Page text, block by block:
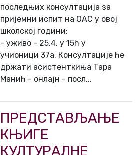
последњих консултација за
пријемни испит на ОАС у овој
школској години:
- уживо - 25.4. у 15h у
учионици 37а. Консултације ће
држати асистенткиња Тара
Манић - онлајн - посл...
ПРЕДСТАВЉАЊЕ
КЊИГЕ
КУЛТУРАЛНЕ